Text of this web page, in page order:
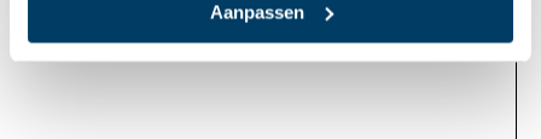
Aanpassen